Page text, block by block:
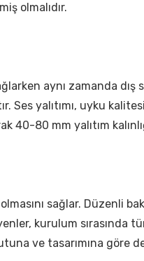
olmalıdır.
aynı zamanda dış
yalıtımı, uyku
80 mm yalıtım
sağlar. Düzenli
kurulum sırasında
ve tasarımına göre